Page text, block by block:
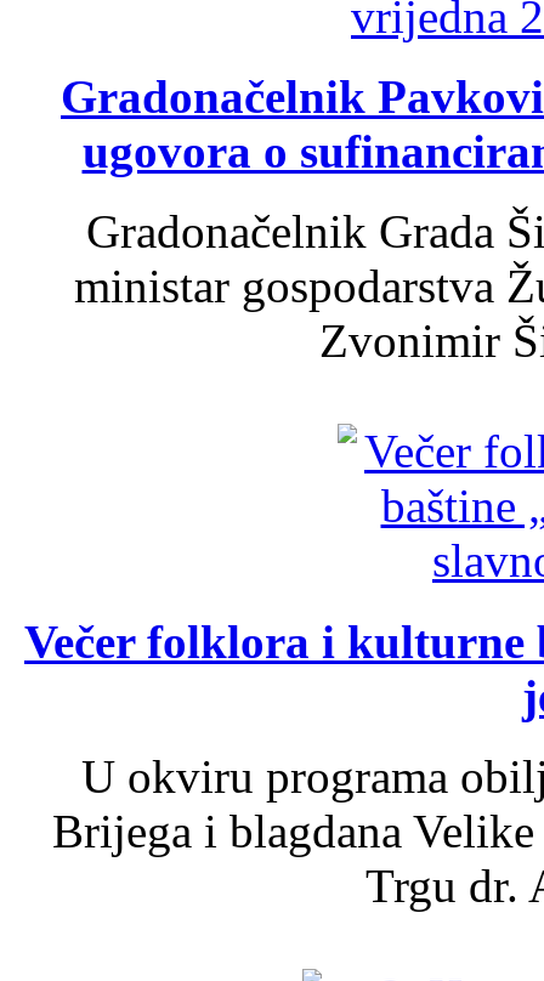
Gradonačelnik
ugovora o
Gradonačelnik Grada
ministar gospodarstva
Zvonimir
Večer folklora i kulturne
U okviru programa
Brijega i blagdana
Trgu dr.